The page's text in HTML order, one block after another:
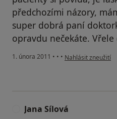
předchozími názory,
super dobrá paní
opravdu nečekáte.
1. února 2011 • • • podle názoru
Nahlásit zneužití
Jana Sílová